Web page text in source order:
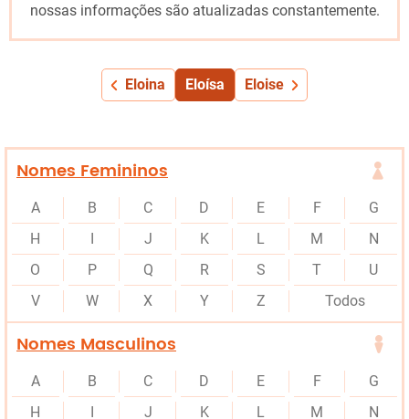
nossas informações são atualizadas constantemente.
Eloina Eloísa Eloise
Nomes Femininos
A B C D E F
G
H
I J K L M
N
O
P Q R S T
U
V
W X Y Z Todos
Nomes Masculinos
A B C D E F
G
H
I J K L M
N